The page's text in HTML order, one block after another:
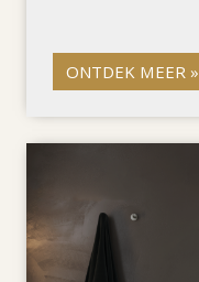
ONTDEK MEER »